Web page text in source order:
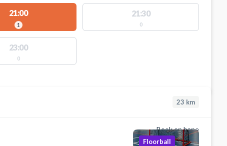
21:00
1
21:30
0
23:00
0
23 km
Book en bane
Floorball